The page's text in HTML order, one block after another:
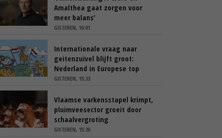
Amalthea gaat zorgen voor
meer balans’
GISTEREN, 16:01
Internationale vraag naar
geitenzuivel blijft groot:
Nederland in Europese top
GISTEREN, 15:33
Vlaamse varkensstapel krimpt,
pluimveesector groeit door
schaalvergroting
GISTEREN, 15:20